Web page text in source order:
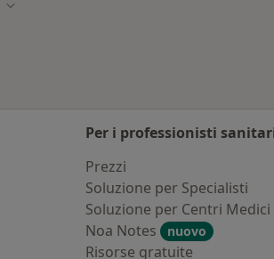
Cambia città
Per i professionisti
Prezzi
Soluzione per Specialisti
Soluzione per Centri Medici
Noa Notes
nuovo
Risorse gratuite